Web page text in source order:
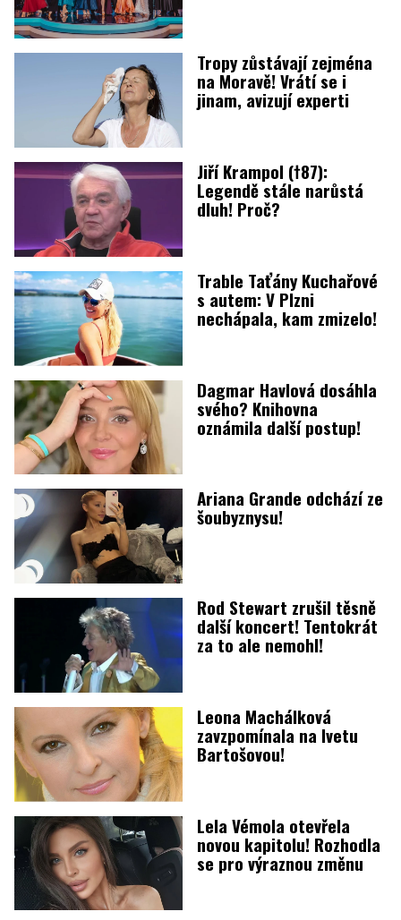
Tropy zůstávají zejména
na Moravě! Vrátí se i
jinam, avizují experti
Jiří Krampol (†87):
Legendě stále narůstá
dluh! Proč?
Trable Taťány Kuchařové
s autem: V Plzni
nechápala, kam zmizelo!
Dagmar Havlová dosáhla
svého? Knihovna
oznámila další postup!
Ariana Grande odchází ze
šoubyznysu!
Rod Stewart zrušil těsně
další koncert! Tentokrát
za to ale nemohl!
Leona Machálková
zavzpomínala na Ivetu
Bartošovou!
Lela Vémola otevřela
novou kapitolu! Rozhodla
se pro výraznou změnu